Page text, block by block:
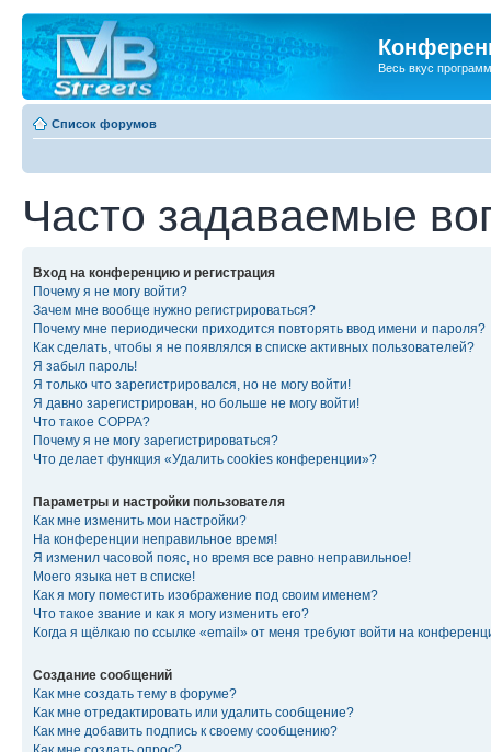
Весь вкус
Список форумов
Часто задаваемые
Вход на конференцию и регистрация
Почему я не могу войти?
Зачем мне вообще нужно регистрироваться?
Почему мне периодически приходится повторять ввод имени и пароля?
Как сделать, чтобы я не появлялся в списке активных пользователей?
Я забыл пароль!
Я только что зарегистрировался, но не могу войти!
Я давно зарегистрирован, но больше не могу войти!
Что такое COPPA?
Почему я не могу зарегистрироваться?
Что делает функция «Удалить cookies конференции»?
Параметры и настройки пользователя
Как мне изменить мои настройки?
На конференции неправильное время!
Я изменил часовой пояс, но время все равно неправильное!
Моего языка нет в списке!
Как я могу поместить изображение под своим именем?
Что такое звание и как я могу изменить его?
Когда я щёлкаю по ссылке «email» от меня требуют войти на
Создание сообщений
Как мне создать тему в форуме?
Как мне отредактировать или удалить сообщение?
Как мне добавить подпись к своему сообщению?